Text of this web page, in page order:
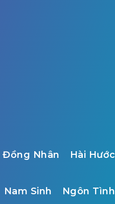
Đồng Nhân Hài Hước
Nam Sinh Ngôn Tình